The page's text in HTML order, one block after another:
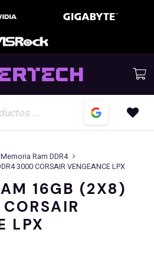
Memoria Ram DDR4
3000 CORSAIR VENGEANCE LPX
16GB (2X8)
LPX